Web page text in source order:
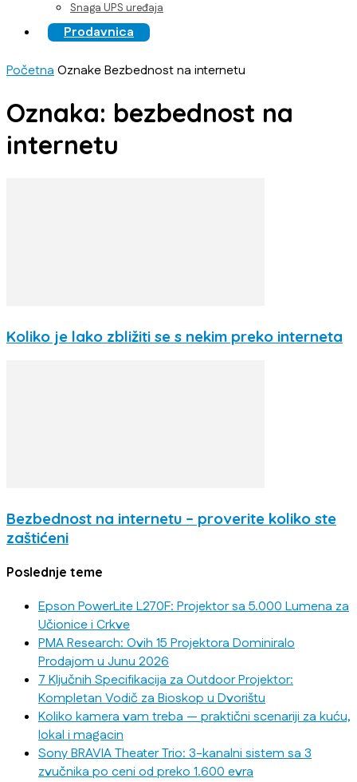
Snaga UPS uređaja
Prodavnica
PočetnaOznakeBezbednost na internetu
Oznaka: bezbednost na
internetu
Koliko je lako zbližiti se s nekim preko interneta
Bezbednost na internetu – proverite koliko ste
zaštićeni
Poslednje teme
Epson PowerLite L270F: Projektor sa 5.000 Lumena za
Učionice i Crkve
PMA Research: Ovih 15 Projektora Dominiralo
Prodajom u Junu 2026
7 Ključnih Specifikacija za Outdoor Projektor:
Kompletan Vodič za Bioskop u Dvorištu
Koliko kamera vam treba — praktični scenariji za kuću,
lokal i magacin
Sony BRAVIA Theater Trio: 3-kanalni sistem sa 3
zvučnika po ceni od preko 1.600 evra